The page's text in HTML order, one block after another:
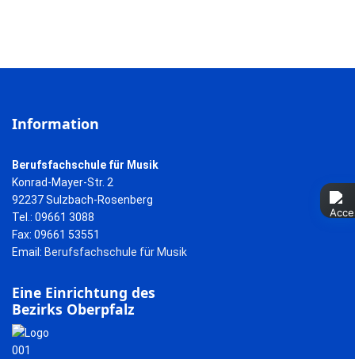
Information
Berufsfachschule für Musik
Konrad-Mayer-Str. 2
92237 Sulzbach-Rosenberg
Tel.: 09661 3088
Fax: 09661 53551
Email: Berufsfachschule für Musik
Eine Einrichtung des
Bezirks Oberpfalz